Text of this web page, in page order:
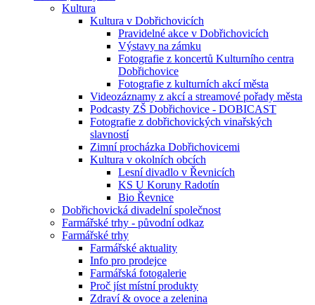
Kultura
Kultura v Dobřichovicích
Pravidelné akce v Dobřichovicích
Výstavy na zámku
Fotografie z koncertů Kulturního centra
Dobřichovice
Fotografie z kulturních akcí města
Videozáznamy z akcí a streamové pořady města
Podcasty ZŠ Dobřichovice - DOBICAST
Fotografie z dobřichovických vinařských
slavností
Zimní procházka Dobřichovicemi
Kultura v okolních obcích
Lesní divadlo v Řevnicích
KS U Koruny Radotín
Bio Řevnice
Dobřichovická divadelní společnost
Farmářské trhy - původní odkaz
Farmářské trhy
Farmářské aktuality
Info pro prodejce
Farmářská fotogalerie
Proč jíst místní produkty
Zdraví & ovoce a zelenina